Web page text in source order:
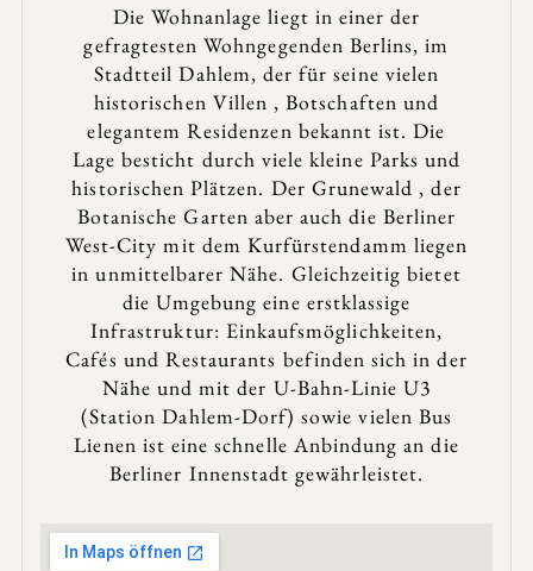
Die Wohnanlage liegt in einer der
gefragtesten Wohngegenden Berlins, im
Stadtteil Dahlem, der für seine vielen
historischen Villen , Botschaften und
elegantem Residenzen bekannt ist. Die
Lage besticht durch viele kleine Parks und
historischen Plätzen. Der Grunewald , der
Botanische Garten aber auch die Berliner
West-City mit dem Kurfürstendamm liegen
in unmittelbarer Nähe. Gleichzeitig bietet
die Umgebung eine erstklassige
Infrastruktur: Einkaufsmöglichkeiten,
Cafés und Restaurants befinden sich in der
Nähe und mit der U-Bahn-Linie U3
(Station Dahlem-Dorf) sowie vielen Bus
Lienen ist eine schnelle Anbindung an die
Berliner Innenstadt gewährleistet.